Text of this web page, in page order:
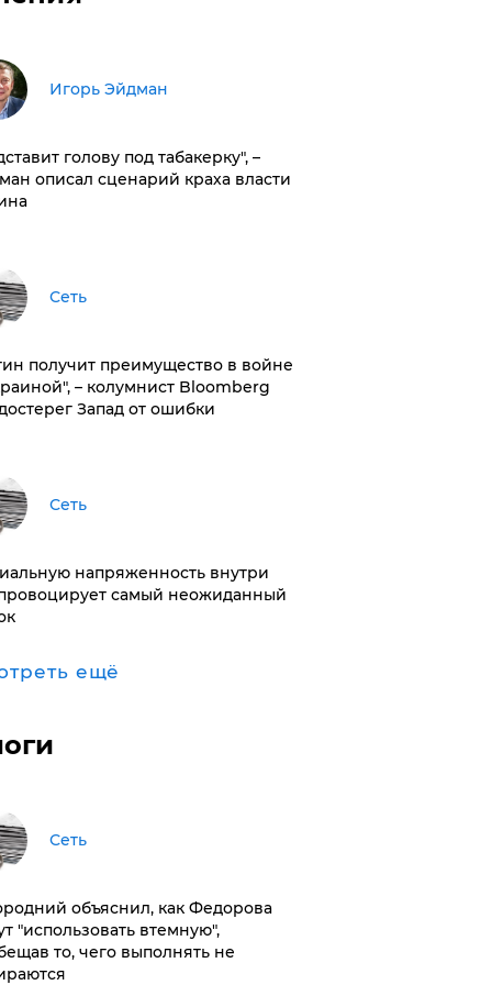
Игорь Эйдман
голову под табакерку", –
описал сценарий краха власти
Сеть
получит преимущество в войне
– колумнист Bloomberg
Запад от ошибки
Сеть
напряженность внутри
самый неожиданный
ещё
Сеть
объяснил, как Федорова
"использовать втемную",
то, чего выполнять не